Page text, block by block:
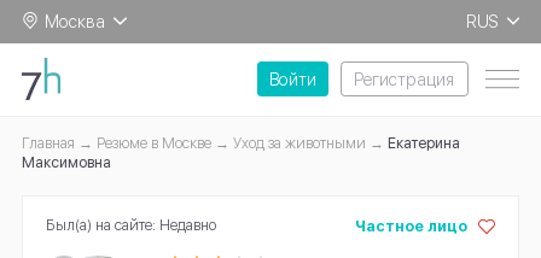
Москва
RUS
EN
Войти
Регистрация
Главная Резюме в Москве Уход за животными
Екатерина
Максимовна
Частное лицо
Был(а) на сайте: Недавно